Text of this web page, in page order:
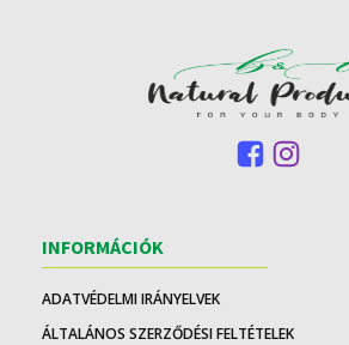
INFORMÁCIÓK
ADATVÉDELMI IRÁNYELVEK
ÁLTALÁNOS SZERZŐDÉSI FELTÉTELEK